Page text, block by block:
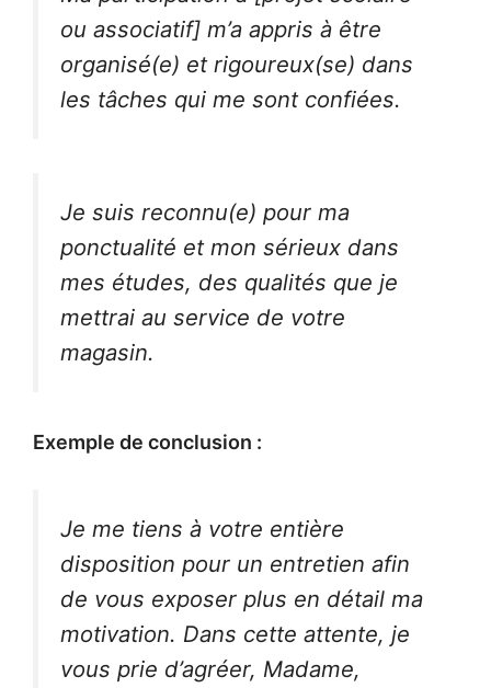
ou associatif] m’a appris à être
organisé(e) et rigoureux(se) dans
les tâches qui me sont confiées.
Je suis reconnu(e) pour ma
ponctualité et mon sérieux dans
mes études, des qualités que je
mettrai au service de votre
magasin.
Exemple de conclusion :
Je me tiens à votre entière
disposition pour un entretien afin
de vous exposer plus en détail ma
motivation. Dans cette attente, je
vous prie d’agréer, Madame,